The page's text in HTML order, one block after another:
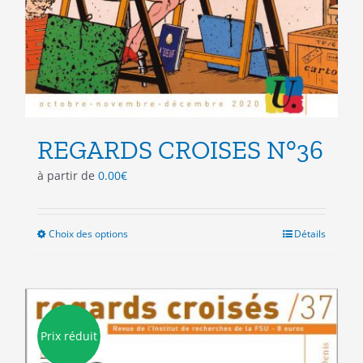
REGARDS CROISES N°36
à partir de 0.00€
Choix des optionsCe
plusieurs
variations.
Les
Détails
Prix réduit